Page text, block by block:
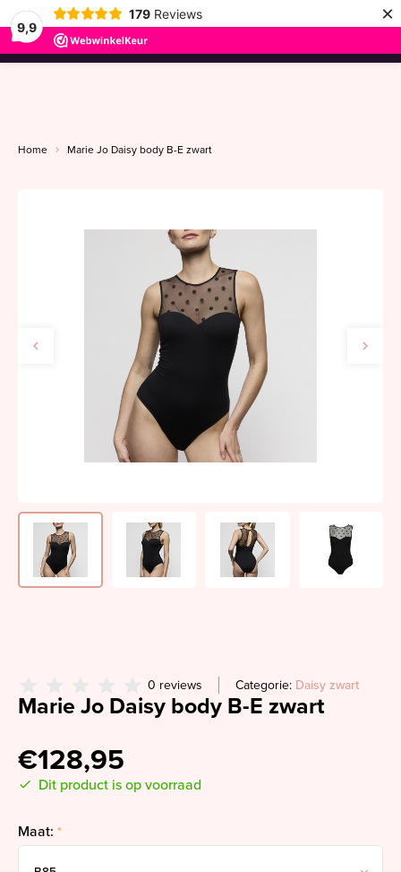
9,9
179 Reviews ×
menu
Home Marie Jo Daisy body B-E zwart
0 reviews Categorie: Daisy zwart
Marie Jo Daisy body B-E zwart
€128,95
Dit product is op voorraad
Maat: *